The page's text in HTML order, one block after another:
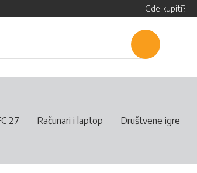
Gde kupiti?
Pretraži
27 Računari i laptop Društvene igre